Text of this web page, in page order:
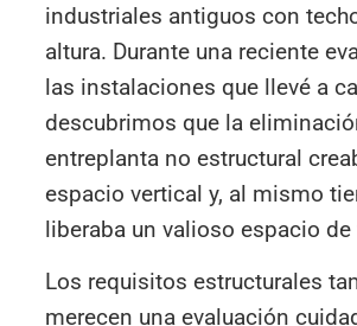
industriales antiguos con
altura. Durante una reciente
las instalaciones que llevé a
descubrimos que la
entreplanta no estructural
espacio vertical y, al mismo
liberaba un valioso espacio
Los requisitos estructurales
merecen una evaluación